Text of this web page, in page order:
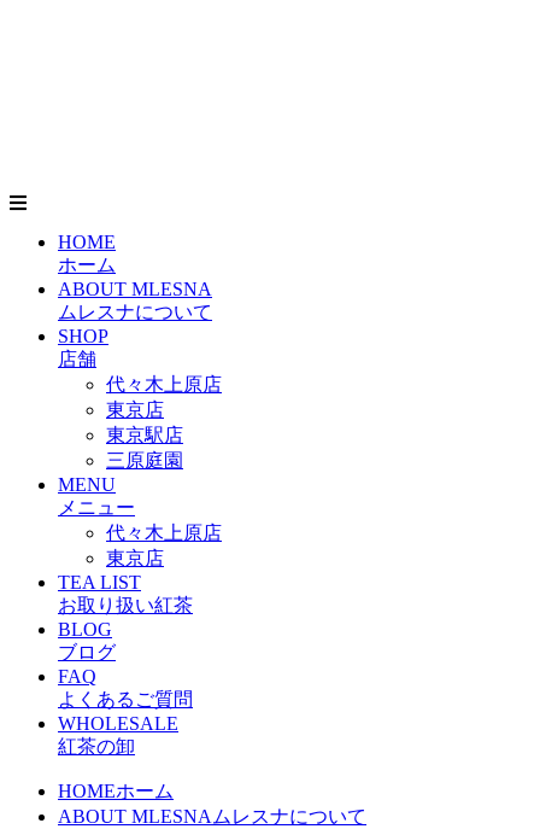
HOME
ホーム
ABOUT MLESNA
ムレスナについて
SHOP
店舗
代々木上原店
東京店
東京駅店
三原庭園
MENU
メニュー
代々木上原店
東京店
TEA LIST
お取り扱い紅茶
BLOG
ブログ
FAQ
よくあるご質問
WHOLESALE
紅茶の卸
HOMEホーム
ABOUT MLESNAムレスナについて